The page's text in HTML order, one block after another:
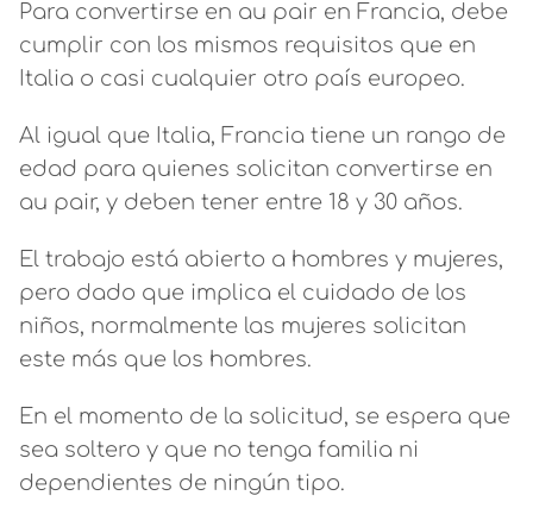
Para convertirse en au pair en Francia, debe
cumplir con los mismos requisitos que en
Italia o casi cualquier otro país europeo.
Al igual que Italia, Francia tiene un rango de
edad para quienes solicitan convertirse en
au pair, y deben tener entre 18 y 30 años.
El trabajo está abierto a hombres y mujeres,
pero dado que implica el cuidado de los
niños, normalmente las mujeres solicitan
este más que los hombres.
En el momento de la solicitud, se espera que
sea soltero y que no tenga familia ni
dependientes de ningún tipo.